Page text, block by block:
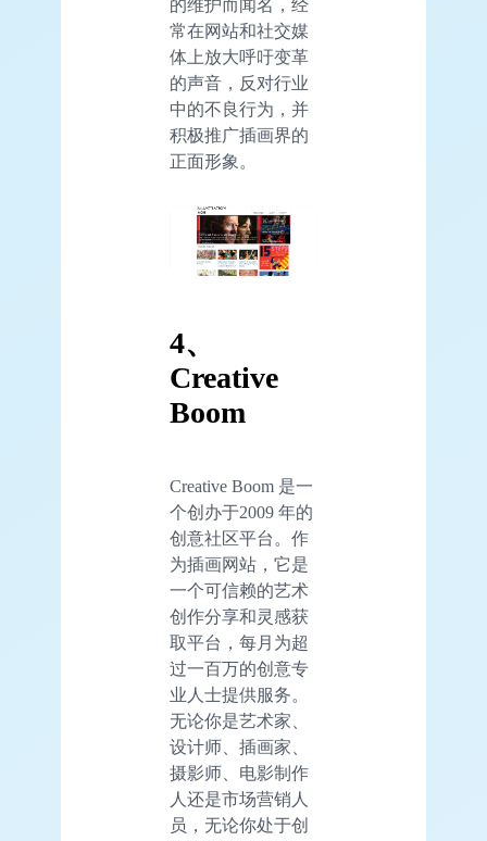
的维护而闻名，经
常在网站和社交媒
体上放大呼吁变革
的声音，反对行业
中的不良行为，并
积极推广插画界的
正面形象。
4、
Creative
Boom
Creative Boom 是一
个创办于2009 年的
创意社区平台。作
为插画网站，它是
一个可信赖的艺术
创作分享和灵感获
取平台，每月为超
过一百万的创意专
业人士提供服务。
无论你是艺术家、
设计师、插画家、
摄影师、电影制作
人还是市场营销人
员，无论你处于创